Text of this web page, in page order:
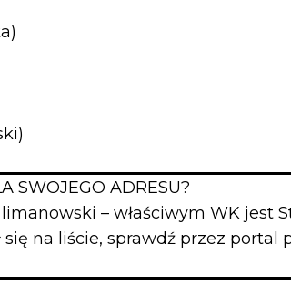
SWOJEGO ADRESU?
– właściwym WK jest
na liście, sprawdź przez portal